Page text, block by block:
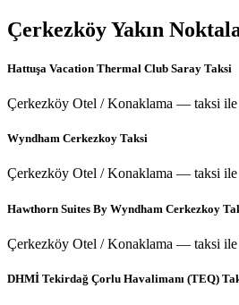
ÇerkezköyYakın
Hattuşa Vacation Thermal Club Saray Taksi
Çerkezköy Otel / Konaklama — taksi ile
Wyndham Cerkezkoy Taksi
Çerkezköy Otel / Konaklama — taksi ile
Hawthorn Suites By Wyndham Cerkezkoy
Çerkezköy Otel / Konaklama — taksi ile
DHMİ Tekirdağ Çorlu Havalimanı (TEQ)